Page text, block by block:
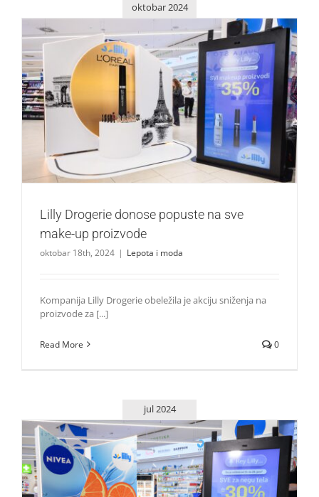
oktobar 2024
Lilly Drogerie donose popuste na sve make-up proizvode
Lepota i moda
Lilly Drogerie donose popuste na sve
make-up proizvode
oktobar 18th, 2024 | Lepota i moda
Kompanija Lilly Drogerie obeležila je akciju sniženja na
proizvode za [...]
Read More 0
jul 2024